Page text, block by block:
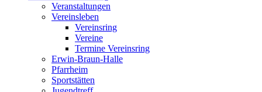
Veranstaltungen
Vereinsleben
Vereinsring
Vereine
Termine Vereinsring
Erwin-Braun-Halle
Pfarrheim
Sportstätten